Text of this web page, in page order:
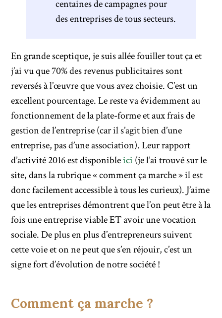
centaines de campagnes pour
des entreprises de tous secteurs.
En grande sceptique, je suis allée fouiller tout ça et
j’ai vu que 70% des revenus publicitaires sont
reversés à l’œuvre que vous avez choisie. C’est un
excellent pourcentage. Le reste va évidemment au
fonctionnement de la plate-forme et aux frais de
gestion de l’entreprise (car il s’agit bien d’une
entreprise, pas d’une association). Leur rapport
d’activité 2016 est disponibleici (je l’ai trouvé sur le
site, dans la rubrique « comment ça marche » il est
donc facilement accessible à tous les curieux). J’aime
que les entreprises démontrent que l’on peut être à la
fois une entreprise viable ET avoir une vocation
sociale. De plus en plus d’entrepreneurs suivent
cette voie et on ne peut que s’en réjouir, c’est un
signe fort d’évolution de notre société !
Comment ça marche ?